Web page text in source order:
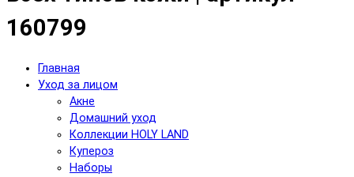
160799
Главная
Уход за лицом
Акне
Домашний уход
Коллекции HOLY LAND
Купероз
Наборы